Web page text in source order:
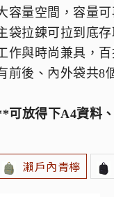
容量空間，容量
袋拉鍊可拉到底
作與時尚兼具，百
前後、內外袋共8
可放得下A4資料
瀨戶內青檸